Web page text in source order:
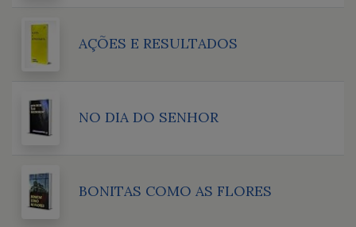
AÇÕES E RESULTADOS
NO DIA DO SENHOR
BONITAS COMO AS FLORES